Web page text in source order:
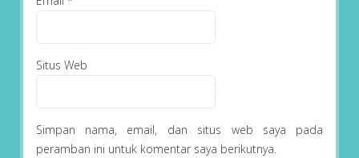
Situs Web
Simpan nama, email, dan situs web saya pada
peramban ini untuk komentar saya berikutnya.